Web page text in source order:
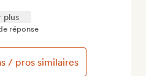
plus
réponse
/ pros similaires